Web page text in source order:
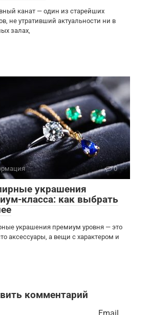
канат — один из старейших
не утративший актуальности ни в
залах,
0
украшения
класса: как выбрать
украшения премиум уровня — это
аксессуары, а вещи с характером и
комментарий
Email